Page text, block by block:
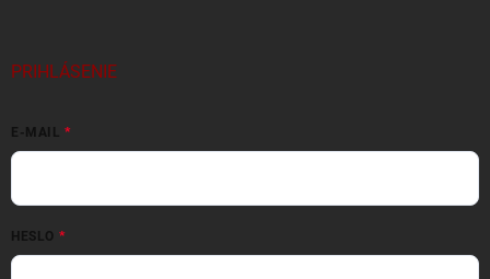
PRIHLÁSENIE
E-MAIL
HESLO